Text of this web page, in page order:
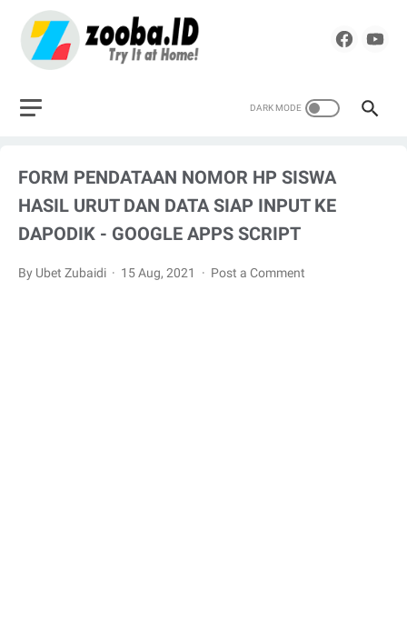
FORM PENDATAAN NOMOR HP SISWA
HASIL URUT DAN DATA SIAP INPUT KE
DAPODIK - GOOGLE APPS SCRIPT
By Ubet Zubaidi 15 Aug, 2021 Post a Comment